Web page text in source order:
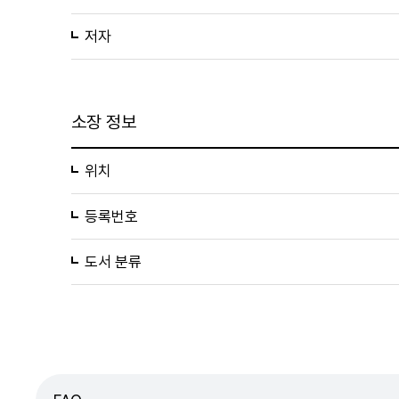
저자
소장 정보
위치
등록번호
도서 분류